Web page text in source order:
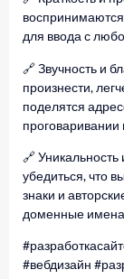
для ввода с
🔗 Звучность и
произнести,
поделятся
🔗
убедиться, что
знаки и
доменные
#вебдизайн